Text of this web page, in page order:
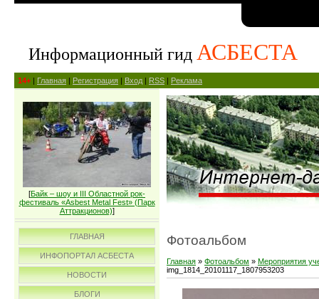
Информационный гид АСБЕСТА
14+ | Главная | Регистрация | Вход | RSS | Реклама
[Байк – шоу и III Областной рок-
фестиваль «Asbest Metal Fest» (Парк
Аттракционов)]
ГЛАВНАЯ
ИНФОПОРТАЛ АСБЕСТА
НОВОСТИ
БЛОГИ
Фотоальбом
Главная » Фотоальбом » Мероприятия
img_1814_20101117_1807953203